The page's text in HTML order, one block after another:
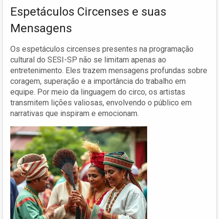
Espetáculos Circenses e suas
Mensagens
Os espetáculos circenses presentes na programação
cultural do SESI-SP não se limitam apenas ao
entretenimento. Eles trazem mensagens profundas sobre
coragem, superação e a importância do trabalho em
equipe. Por meio da linguagem do circo, os artistas
transmitem lições valiosas, envolvendo o público em
narrativas que inspiram e emocionam.